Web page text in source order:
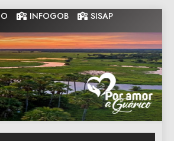
INFOGOB SISAP
Gobernacion
de Guarico
Gobernacion de Guarico